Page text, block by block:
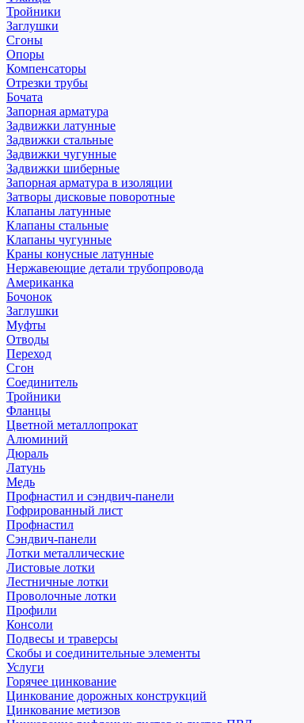
Тройники
Заглушки
Сгоны
Опоры
Компенсаторы
Отрезки трубы
Бочата
Запорная арматура
Задвижки латунные
Задвижки стальные
Задвижки чугунные
Задвижки шиберные
Запорная арматура в изоляции
Затворы дисковые поворотные
Клапаны латунные
Клапаны стальные
Клапаны чугунные
Краны конусные латунные
Нержавеющие детали трубопровода
Американка
Бочонок
Заглушки
Муфты
Отводы
Переход
Сгон
Соединитель
Тройники
Фланцы
Цветной металлопрокат
Алюминий
Дюраль
Латунь
Медь
Профнастил и сэндвич-панели
Гофрированный лист
Профнастил
Сэндвич-панели
Лотки металлические
Листовые лотки
Лестничные лотки
Проволочные лотки
Профили
Консоли
Подвесы и траверсы
Скобы и соединительные элементы
Услуги
Горячее цинкование
Цинкование дорожных конструкций
Цинкование метизов